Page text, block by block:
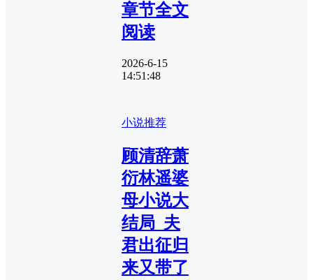
章节全文
阅读
2026-6-15
14:51:48
小说推荐
顾清辞萧
衍林遥婆
母小说大
结局_夫
君出征归
来又带了